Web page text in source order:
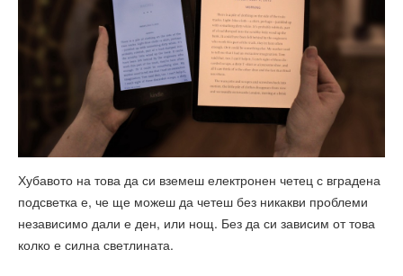
Хубавото на това да си вземеш електронен четец с вградена
подсветка е, че ще можеш да четеш без никакви проблеми
независимо дали е ден, или нощ. Без да си зависим от това
колко е силна светлината.